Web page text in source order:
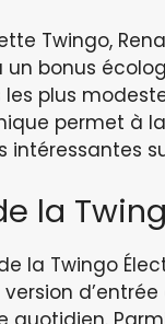
Twingo,
bonus
plus
permet à
intéressantes
la
la Twingo